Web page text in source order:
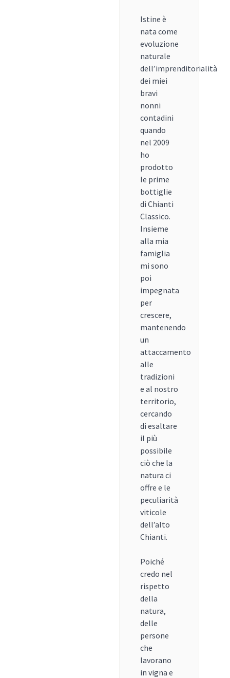
Istine è
nata come
evoluzione
naturale
dell’imprenditorialità
dei miei
bravi
nonni
contadini
quando
nel 2009
ho
prodotto
le prime
bottiglie
di Chianti
Classico.
Insieme
alla mia
famiglia
mi sono
poi
impegnata
per
crescere,
mantenendo
un
attaccamento
alle
tradizioni
e al nostro
territorio,
cercando
di esaltare
il più
possibile
ciò che la
natura ci
offre e le
peculiarità
viticole
dell’alto
Chianti.
Poiché
credo nel
rispetto
della
natura,
delle
persone
che
lavorano
in vigna e